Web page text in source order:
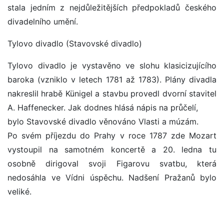
stala jedním z nejdůležitějších předpokladů českého
divadelního umění.
Tylovo divadlo (Stavovské divadlo)
Tylovo divadlo je vystavěno ve slohu klasicizujícího
baroka (vzniklo v letech 1781 až 1783). Plány divadla
nakreslil hrabě Künigel a stavbu provedl dvorní stavitel
A. Haffenecker. Jak dodnes hlásá nápis na průčelí,
bylo Stavovské divadlo věnováno Vlasti a múzám.
Po svém příjezdu do Prahy v roce 1787 zde Mozart
vystoupil na samotném koncertě a 20. ledna tu
osobně dirigoval svoji Figarovu svatbu, která
nedosáhla ve Vídni úspěchu. Nadšení Pražanů bylo
veliké.